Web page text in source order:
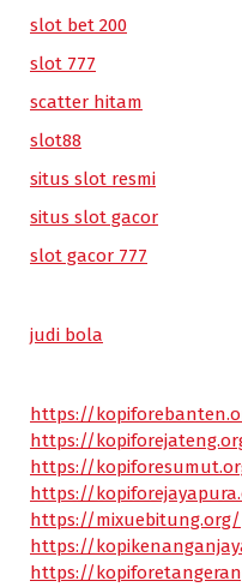
slot bet 200
slot 777
scatter hitam
slot88
situs slot resmi
situs slot gacor
slot gacor 777
judi bola
https://
https://
https://
https://
https://mixuebitung.org/
https://
https://